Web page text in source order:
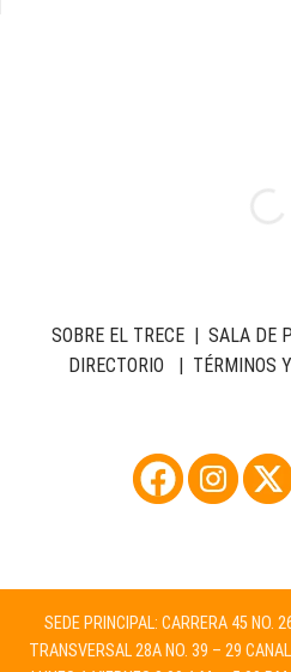
SOBRE EL TRECE| SALA DE
DIRECTORIO
TÉRMINOS
SEDE PRINCIPAL: CARRERA 45 NO.
TRANSVERSAL 28A NO. 39 – 29